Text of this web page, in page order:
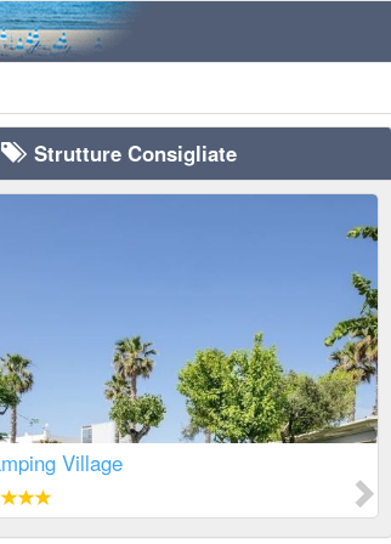
Strutture Consigliate
Village